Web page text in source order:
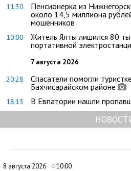
11:30
Пенсионерка из
около 14,5 миллиона
мошенников
10:00
Житель Ялты лишился 80
портативной
7 августа 2026
20:28
Спасатели помогли
Бахчисарайском районе
18:13 В Евпатории нашли
8 августа 2026 10:00